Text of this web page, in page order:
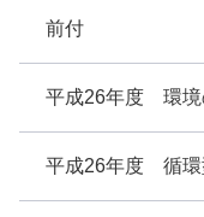
前付
平成26年度 環境
平成26年度 循環